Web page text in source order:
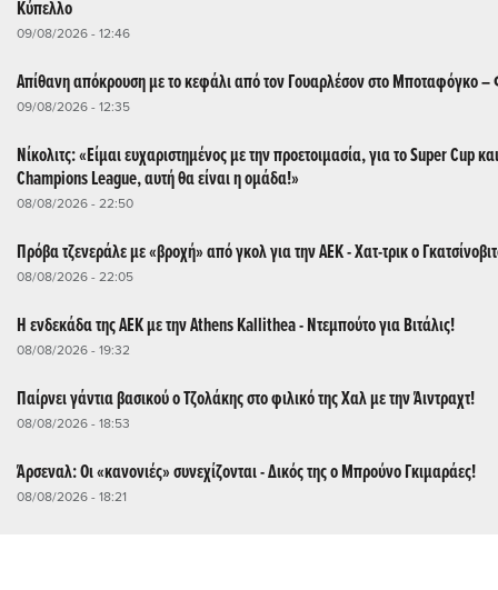
Κύπελλο
09/08/2026 - 12:46
Απίθανη απόκρουση με το κεφάλι από τον Γουαρλέσον στο Μποταφόγκο –
09/08/2026 - 12:35
Νίκολιτς: «Είμαι ευχαριστημένος με την προετοιμασία, για το Super Cup
Champions League, αυτή θα είναι η ομάδα!»
08/08/2026 - 22:50
Πρόβα τζενεράλε με «βροχή» από γκολ για την ΑΕΚ - Χατ-τρικ ο
08/08/2026 - 22:05
Η ενδεκάδα της ΑΕΚ με την Athens Kallithea - Ντεμπούτο για Βιτάλις!
08/08/2026 - 19:32
Παίρνει γάντια βασικού ο Τζολάκης στο φιλικό της Χαλ με την Άιντραχτ!
08/08/2026 - 18:53
Άρσεναλ: Οι «κανονιές» συνεχίζονται - Δικός της ο Μπρούνο Γκιμαράες!
08/08/2026 - 18:21